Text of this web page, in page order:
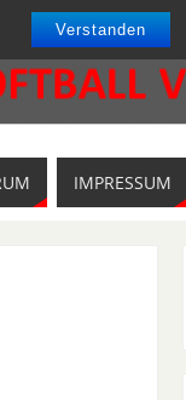
Verstanden
IMPRESSUM